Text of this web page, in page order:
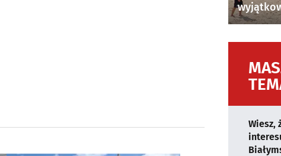
Wiesz,